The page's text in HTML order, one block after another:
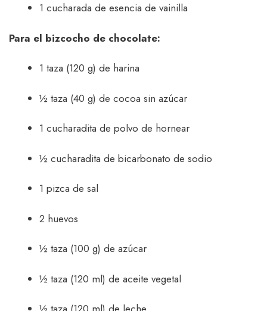
1 cucharada de esencia de vainilla
Para el bizcocho de chocolate:
1 taza (120 g) de harina
½ taza (40 g) de cocoa sin azúcar
1 cucharadita de polvo de hornear
½ cucharadita de bicarbonato de sodio
1 pizca de sal
2 huevos
½ taza (100 g) de azúcar
½ taza (120 ml) de aceite vegetal